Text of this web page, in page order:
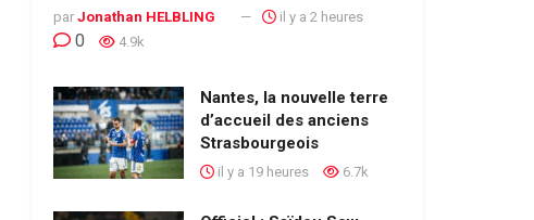
par Jonathan HELBLING il y a 2 heures
0 4.9k
Nantes, la nouvelle terre
d’accueil des anciens
Strasbourgeois
il y a 19 heures 6.7k